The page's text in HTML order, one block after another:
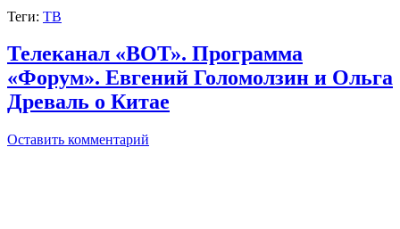
Теги: ТВ
Телеканал «ВОТ». Программа
«Форум». Евгений Голомолзин и Ольга
Древаль о Китае
Оставить комментарий